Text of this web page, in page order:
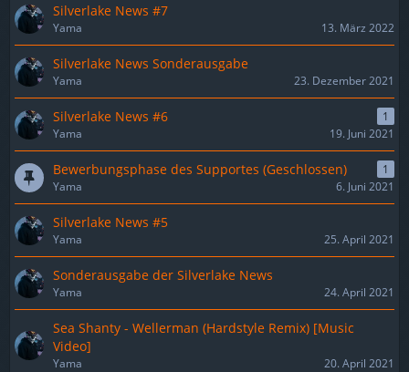
Silverlake News #7
Yama 13. März 2022
Silverlake News Sonderausgabe
Yama 23. Dezember 2021
Silverlake News #6
1
Yama
19. Juni 2021
Bewerbungsphase des Supportes (Geschlossen)
1
Yama
6. Juni 2021
Silverlake News #5
Yama 25. April 2021
Sonderausgabe der Silverlake News
Yama 24. April 2021
Sea Shanty - Wellerman (Hardstyle Remix) [Music
Video]
Yama 20. April 2021